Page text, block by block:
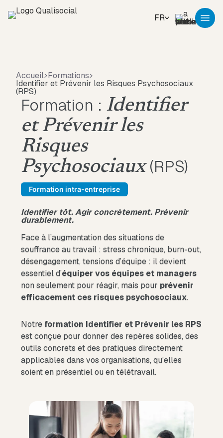
FR
Accueil Formations
Identifier et Prévenir les Risques Psychosociaux
(RPS)
Formation : Identifier
et Prévenir les
Risques
Psychosociaux(RPS)
Formation intra-entreprise
Identifier tôt. Agir concrètement. Prévenir
durablement.
Face à l’augmentation des situations de
souffrance au travail : stress chronique, burn-out,
désengagement, tensions d’équipe : il devient
essentiel d’équiper vos équipes et managers
non seulement pour réagir, mais pour prévenir
efficacement ces risques psychosociaux.
Notre formation Identifier et Prévenir les RPS
est conçue pour donner des repères solides, des
outils concrets et des pratiques directement
applicables dans vos organisations, qu’elles
soient en présentiel ou en télétravail.